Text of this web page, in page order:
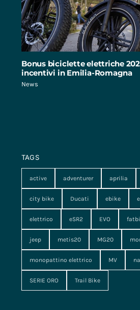
Bonus biciclette elettriche
incentivi in Emilia-Romagna
News
TAGS
active adventurer aprilia
city bike Ducati ebike
elettrico eSR2 EVO
jeep metis20 MG20
monopattino elettrico MV
SERIE ORO Trail Bike